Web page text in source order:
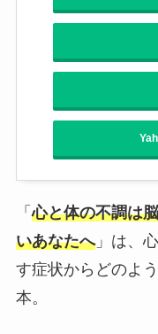
「心と体の不調は
いあなたへ」は、
す症状からどのよ
本。